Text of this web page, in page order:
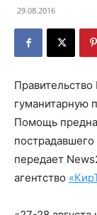
29.08.2016
Правительство
гуманитарную
Помощь
передает
агентство